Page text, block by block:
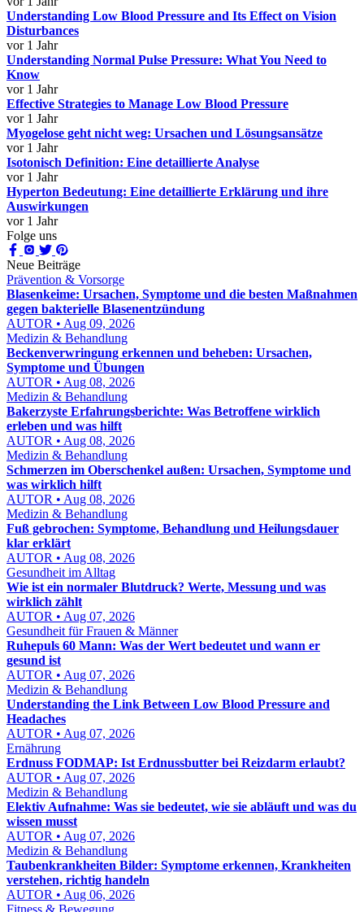
Understanding Low Blood Pressure and Its Effect on Vision
Disturbances
vor 1 Jahr
Understanding Normal Pulse Pressure: What You Need to
Know
vor 1 Jahr
Effective Strategies to Manage Low Blood Pressure
vor 1 Jahr
Myogelose geht nicht weg: Ursachen und Lösungsansätze
vor 1 Jahr
Isotonisch Definition: Eine detaillierte Analyse
vor 1 Jahr
Hyperton Bedeutung: Eine detaillierte Erklärung und ihre
Auswirkungen
vor 1 Jahr
Folge uns
Neue Beiträge
Prävention & Vorsorge
Blasenkeime: Ursachen, Symptome und die besten Maßnahmen
gegen bakterielle Blasenentzündung
AUTOR • Aug 09, 2026
Medizin & Behandlung
Beckenverwringung erkennen und beheben: Ursachen,
Symptome und Übungen
AUTOR • Aug 08, 2026
Medizin & Behandlung
Bakerzyste Erfahrungsberichte: Was Betroffene wirklich
erleben und was hilft
AUTOR • Aug 08, 2026
Medizin & Behandlung
Schmerzen im Oberschenkel außen: Ursachen, Symptome und
was wirklich hilft
AUTOR • Aug 08, 2026
Medizin & Behandlung
Fuß gebrochen: Symptome, Behandlung und Heilungsdauer
klar erklärt
AUTOR • Aug 08, 2026
Gesundheit im Alltag
Wie ist ein normaler Blutdruck? Werte, Messung und was
wirklich zählt
AUTOR • Aug 07, 2026
Gesundheit für Frauen & Männer
Ruhepuls 60 Mann: Was der Wert bedeutet und wann er
gesund ist
AUTOR • Aug 07, 2026
Medizin & Behandlung
Understanding the Link Between Low Blood Pressure and
Headaches
AUTOR • Aug 07, 2026
Ernährung
Erdnuss FODMAP: Ist Erdnussbutter bei Reizdarm erlaubt?
AUTOR • Aug 07, 2026
Medizin & Behandlung
Elektiv Aufnahme: Was sie bedeutet, wie sie abläuft und was du
wissen musst
AUTOR • Aug 07, 2026
Medizin & Behandlung
Taubenkrankheiten Bilder: Symptome erkennen, Krankheiten
verstehen, richtig handeln
AUTOR • Aug 06, 2026
Fitness & Bewegung